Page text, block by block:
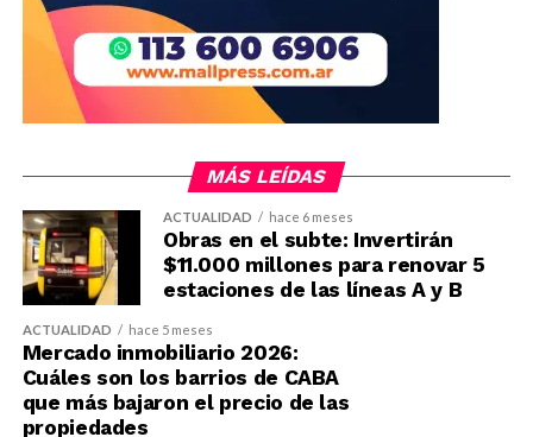
MÁS LEÍDAS
ACTUALIDAD hace 6 meses
Obras en el subte: Invertirán
$11.000 millones para renovar 5
estaciones de las líneas A y B
ACTUALIDAD hace 5 meses
Mercado inmobiliario 2026:
Cuáles son los barrios de CABA
que más bajaron el precio de las
propiedades